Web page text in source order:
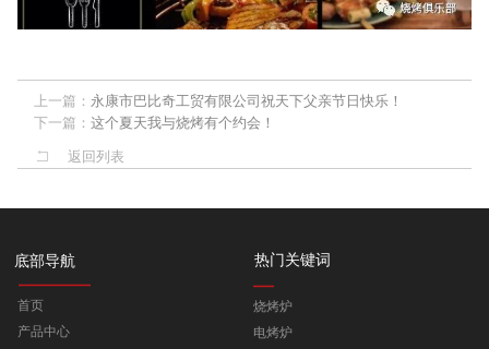
上一篇： 永康市巴比奇工贸有限公司祝天下父亲节日快乐！
下一篇： 这个夏天我与烧烤有个约会！
返回列表
底部导航
首页
产品中心
热门关键词
烧烤炉
电烤炉